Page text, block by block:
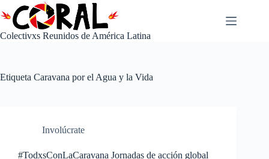
Saltar
al
contenido
Colectivxs Reunidos de América Latina
Etiqueta Caravana por el Agua y la Vida
Involúcrate
#TodxsConLaCaravana Jornadas de acción global